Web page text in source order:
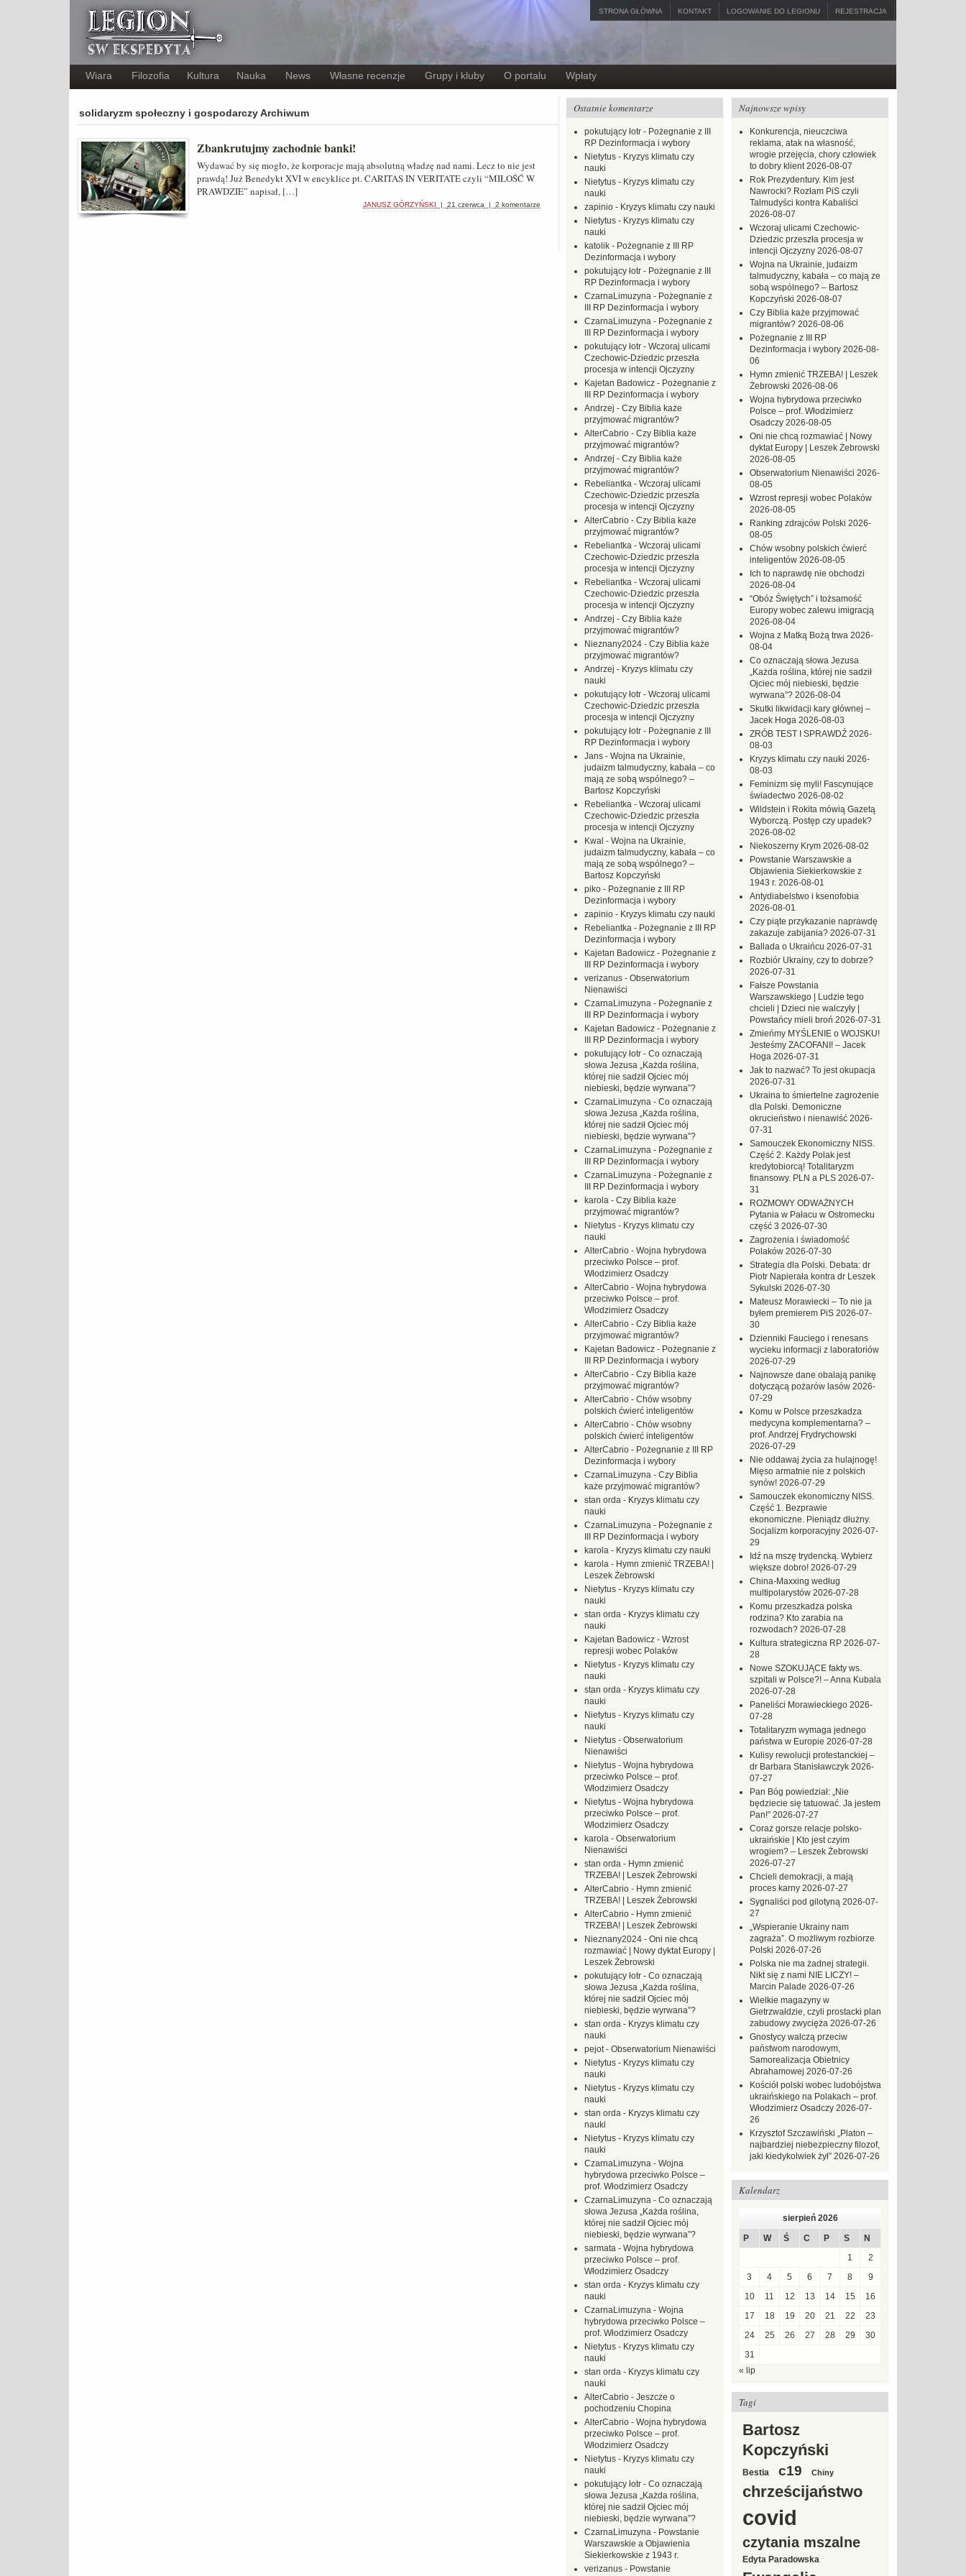
STRONA GŁÓWNA KONTAKT LOGOWANIE DO LEGIONU REJESTRACJA
Wiara Filozofia Kultura Nauka News Własne recenzje Grupy i kluby O portalu Wpłaty
solidaryzm społeczny i gospodarczy Archiwum
Zbankrutujmy zachodnie banki!
Wydawać by się mogło, że korporacje mają absolutną władzę nad nami. Lecz to nie jest
prawdą! Już Benedykt XVI w encyklice pt. CARITAS IN VERITATE czyli “MIŁOŚĆ W
PRAWDZIE” napisał, […]
JANUSZ GÓRZYŃSKI | 21 czerwca | 2 komentarze
Najnowsze wpisy
Konkurencja, nieuczciwa
reklama, atak na własność,
wrogie przejęcia, chory człowiek
to dobry klient 2026-08-07
Rok Prezydentury. Kim jest
Nawrocki? Rozłam PiS czyli
Talmudyści kontra Kabaliści
2026-08-07
Wczoraj ulicami Czechowic-
Dziedzic przeszła procesja w
intencji Ojczyzny 2026-08-07
Wojna na Ukrainie, judaizm
talmudyczny, kabała – co mają ze
sobą wspólnego? – Bartosz
Kopczyński 2026-08-07
Czy Biblia każe przyjmować
migrantów? 2026-08-06
Pożegnanie z III RP
Dezinformacja i wybory 2026-08-
06
Hymn zmienić TRZEBA! | Leszek
Żebrowski 2026-08-06
Wojna hybrydowa przeciwko
Polsce – prof. Włodzimierz
Osadczy 2026-08-05
Oni nie chcą rozmawiać | Nowy
dyktat Europy | Leszek Żebrowski
2026-08-05
Obserwatorium Nienawiści 2026-
08-05
Wzrost represji wobec Polaków
2026-08-05
Ranking zdrajców Polski 2026-
08-05
Chów wsobny polskich ćwierć
inteligentów 2026-08-05
Ich to naprawdę nie obchodzi
2026-08-04
“Obóz Świętych” i tożsamość
Europy wobec zalewu imigracją
2026-08-04
Wojna z Matką Bożą trwa 2026-
08-04
Co oznaczają słowa Jezusa
„Każda roślina, której nie sadził
Ojciec mój niebieski, będzie
wyrwana”? 2026-08-04
Skutki likwidacji kary głównej –
Jacek Hoga 2026-08-03
ZRÓB TEST I SPRAWDŹ 2026-
08-03
Kryzys klimatu czy nauki 2026-
08-03
Feminizm się myli! Fascynujące
świadectwo 2026-08-02
Wildstein i Rokita mówią Gazetą
Wyborczą. Postęp czy upadek?
2026-08-02
Niekoszerny Krym 2026-08-02
Powstanie Warszawskie a
Objawienia Siekierkowskie z
1943 r. 2026-08-01
Antydiabelstwo i ksenofobia
2026-08-01
Czy piąte przykazanie naprawdę
zakazuje zabijania? 2026-07-31
Ballada o Ukraińcu 2026-07-31
Rozbiór Ukrainy, czy to dobrze?
2026-07-31
Fałsze Powstania
Warszawskiego | Ludzie tego
chcieli | Dzieci nie walczyły |
Powstańcy mieli broń 2026-07-31
Zmieńmy MYŚLENIE o WOJSKU!
Jesteśmy ZACOFANI! – Jacek
Hoga 2026-07-31
Jak to nazwać? To jest okupacja
2026-07-31
Ukraina to śmiertelne zagrożenie
dla Polski. Demoniczne
okrucieństwo i nienawiść 2026-
07-31
Samouczek Ekonomiczny NISS.
Część 2. Każdy Polak jest
kredytobiorcą! Totalitaryzm
finansowy. PLN a PLS 2026-07-
31
ROZMOWY ODWAŻNYCH
Pytania w Pałacu w Ostromecku
część 3 2026-07-30
Zagrożenia i świadomość
Polaków 2026-07-30
Strategia dla Polski. Debata: dr
Piotr Napierała kontra dr Leszek
Sykulski 2026-07-30
Mateusz Morawiecki – To nie ja
byłem premierem PiS 2026-07-
30
Dzienniki Fauciego i renesans
wycieku informacji z laboratoriów
2026-07-29
Najnowsze dane obalają panikę
dotyczącą pożarów lasów 2026-
07-29
Komu w Polsce przeszkadza
medycyna komplementarna? –
prof. Andrzej Frydrychowski
2026-07-29
Nie oddawaj życia za hulajnogę!
Mięso armatnie nie z polskich
synów! 2026-07-29
Samouczek ekonomiczny NISS.
Część 1. Bezprawie
ekonomiczne. Pieniądz dłużny.
Socjalizm korporacyjny 2026-07-
29
Idź na mszę trydencką. Wybierz
większe dobro! 2026-07-29
China-Maxxing według
multipolarystów 2026-07-28
Komu przeszkadza polska
rodzina? Kto zarabia na
rozwodach? 2026-07-28
Kultura strategiczna RP 2026-07-
28
Nowe SZOKUJĄCE fakty ws.
szpitali w Polsce?! – Anna Kubala
2026-07-28
Paneliści Morawieckiego 2026-
07-28
Totalitaryzm wymaga jednego
państwa w Europie 2026-07-28
Kulisy rewolucji protestanckiej –
dr Barbara Stanisławczyk 2026-
07-27
Pan Bóg powiedział: „Nie
będziecie się tatuować. Ja jestem
Pan!” 2026-07-27
Coraz gorsze relacje polsko-
ukraińskie | Kto jest czyim
wrogiem? – Leszek Żebrowski
2026-07-27
Chcieli demokracji, a mają
proces karny 2026-07-27
Sygnaliści pod gilotyną 2026-07-
27
„Wspieranie Ukrainy nam
zagraża”. O możliwym rozbiorze
Polski 2026-07-26
Polska nie ma żadnej strategii.
Nikt się z nami NIE LICZY! –
Marcin Palade 2026-07-26
Wielkie magazyny w
Gietrzwałdzie, czyli prostacki plan
zabudowy zwycięża 2026-07-26
Gnostycy walczą przeciw
państwom narodowym,
Samorealizacja Obietnicy
Abrahamowej 2026-07-26
Kościół polski wobec ludobójstwa
ukraińskiego na Polakach – prof.
Włodzimierz Osadczy 2026-07-
26
Krzysztof Szczawiński „Platon –
najbardziej niebezpieczny filozof,
jaki kiedykolwiek żył” 2026-07-26
Kalendarz
sierpień 2026
P
W Ś C P S
N
1
2
3
4 5 6 7 8
9
10
11 12 13 14 15
16
17
18 19 20 21 22
23
24
25 26 27 28 29
30
31
« lip
Tagi
Bartosz
Kopczyński
Bestia c19 Chiny
chrześcijaństwo
covid
czytania mszalne
Edyta Paradowska
Ostatnie komentarze
pokutujący łotr - Pożegnanie z III
RP Dezinformacja i wybory
Nietytus - Kryzys klimatu czy
nauki
Nietytus - Kryzys klimatu czy
nauki
zapinio - Kryzys klimatu czy nauki
Nietytus - Kryzys klimatu czy
nauki
katolik - Pożegnanie z III RP
Dezinformacja i wybory
pokutujący łotr - Pożegnanie z III
RP Dezinformacja i wybory
CzarnaLimuzyna - Pożegnanie z
III RP Dezinformacja i wybory
CzarnaLimuzyna - Pożegnanie z
III RP Dezinformacja i wybory
pokutujący łotr - Wczoraj ulicami
Czechowic-Dziedzic przeszła
procesja w intencji Ojczyzny
Kajetan Badowicz - Pożegnanie z
III RP Dezinformacja i wybory
Andrzej - Czy Biblia każe
przyjmować migrantów?
AlterCabrio - Czy Biblia każe
przyjmować migrantów?
Andrzej - Czy Biblia każe
przyjmować migrantów?
Rebeliantka - Wczoraj ulicami
Czechowic-Dziedzic przeszła
procesja w intencji Ojczyzny
AlterCabrio - Czy Biblia każe
przyjmować migrantów?
Rebeliantka - Wczoraj ulicami
Czechowic-Dziedzic przeszła
procesja w intencji Ojczyzny
Rebeliantka - Wczoraj ulicami
Czechowic-Dziedzic przeszła
procesja w intencji Ojczyzny
Andrzej - Czy Biblia każe
przyjmować migrantów?
Nieznany2024 - Czy Biblia każe
przyjmować migrantów?
Andrzej - Kryzys klimatu czy
nauki
pokutujący łotr - Wczoraj ulicami
Czechowic-Dziedzic przeszła
procesja w intencji Ojczyzny
pokutujący łotr - Pożegnanie z III
RP Dezinformacja i wybory
Jans - Wojna na Ukrainie,
judaizm talmudyczny, kabała – co
mają ze sobą wspólnego? –
Bartosz Kopczyński
Rebeliantka - Wczoraj ulicami
Czechowic-Dziedzic przeszła
procesja w intencji Ojczyzny
Kwal - Wojna na Ukrainie,
judaizm talmudyczny, kabała – co
mają ze sobą wspólnego? –
Bartosz Kopczyński
piko - Pożegnanie z III RP
Dezinformacja i wybory
zapinio - Kryzys klimatu czy nauki
Rebeliantka - Pożegnanie z III RP
Dezinformacja i wybory
Kajetan Badowicz - Pożegnanie z
III RP Dezinformacja i wybory
verizanus - Obserwatorium
Nienawiści
CzarnaLimuzyna - Pożegnanie z
III RP Dezinformacja i wybory
Kajetan Badowicz - Pożegnanie z
III RP Dezinformacja i wybory
pokutujący łotr - Co oznaczają
słowa Jezusa „Każda roślina,
której nie sadził Ojciec mój
niebieski, będzie wyrwana”?
CzarnaLimuzyna - Co oznaczają
słowa Jezusa „Każda roślina,
której nie sadził Ojciec mój
niebieski, będzie wyrwana”?
CzarnaLimuzyna - Pożegnanie z
III RP Dezinformacja i wybory
CzarnaLimuzyna - Pożegnanie z
III RP Dezinformacja i wybory
karola - Czy Biblia każe
przyjmować migrantów?
Nietytus - Kryzys klimatu czy
nauki
AlterCabrio - Wojna hybrydowa
przeciwko Polsce – prof.
Włodzimierz Osadczy
AlterCabrio - Wojna hybrydowa
przeciwko Polsce – prof.
Włodzimierz Osadczy
AlterCabrio - Czy Biblia każe
przyjmować migrantów?
Kajetan Badowicz - Pożegnanie z
III RP Dezinformacja i wybory
AlterCabrio - Czy Biblia każe
przyjmować migrantów?
AlterCabrio - Chów wsobny
polskich ćwierć inteligentów
AlterCabrio - Chów wsobny
polskich ćwierć inteligentów
AlterCabrio - Pożegnanie z III RP
Dezinformacja i wybory
CzarnaLimuzyna - Czy Biblia
każe przyjmować migrantów?
stan orda - Kryzys klimatu czy
nauki
CzarnaLimuzyna - Pożegnanie z
III RP Dezinformacja i wybory
karola - Kryzys klimatu czy nauki
karola - Hymn zmienić TRZEBA! |
Leszek Żebrowski
Nietytus - Kryzys klimatu czy
nauki
stan orda - Kryzys klimatu czy
nauki
Kajetan Badowicz - Wzrost
represji wobec Polaków
Nietytus - Kryzys klimatu czy
nauki
stan orda - Kryzys klimatu czy
nauki
Nietytus - Kryzys klimatu czy
nauki
Nietytus - Obserwatorium
Nienawiści
Nietytus - Wojna hybrydowa
przeciwko Polsce – prof.
Włodzimierz Osadczy
Nietytus - Wojna hybrydowa
przeciwko Polsce – prof.
Włodzimierz Osadczy
karola - Obserwatorium
Nienawiści
stan orda - Hymn zmienić
TRZEBA! | Leszek Żebrowski
AlterCabrio - Hymn zmienić
TRZEBA! | Leszek Żebrowski
AlterCabrio - Hymn zmienić
TRZEBA! | Leszek Żebrowski
Nieznany2024 - Oni nie chcą
rozmawiać | Nowy dyktat Europy |
Leszek Żebrowski
pokutujący łotr - Co oznaczają
słowa Jezusa „Każda roślina,
której nie sadził Ojciec mój
niebieski, będzie wyrwana”?
stan orda - Kryzys klimatu czy
nauki
pejot- Obserwatorium Nienawiści
Nietytus - Kryzys klimatu czy
nauki
Nietytus - Kryzys klimatu czy
nauki
stan orda - Kryzys klimatu czy
nauki
Nietytus - Kryzys klimatu czy
nauki
CzarnaLimuzyna - Wojna
hybrydowa przeciwko Polsce –
prof. Włodzimierz Osadczy
CzarnaLimuzyna - Co oznaczają
słowa Jezusa „Każda roślina,
której nie sadził Ojciec mój
niebieski, będzie wyrwana”?
sarmata - Wojna hybrydowa
przeciwko Polsce – prof.
Włodzimierz Osadczy
stan orda - Kryzys klimatu czy
nauki
CzarnaLimuzyna - Wojna
hybrydowa przeciwko Polsce –
prof. Włodzimierz Osadczy
Nietytus - Kryzys klimatu czy
nauki
stan orda - Kryzys klimatu czy
nauki
AlterCabrio - Jeszcze o
pochodzeniu Chopina
AlterCabrio - Wojna hybrydowa
przeciwko Polsce – prof.
Włodzimierz Osadczy
Nietytus - Kryzys klimatu czy
nauki
pokutujący łotr - Co oznaczają
słowa Jezusa „Każda roślina,
której nie sadził Ojciec mój
niebieski, będzie wyrwana”?
CzarnaLimuzyna - Powstanie
Warszawskie a Objawienia
Siekierkowskie z 1943 r.
verizanus - Powstanie